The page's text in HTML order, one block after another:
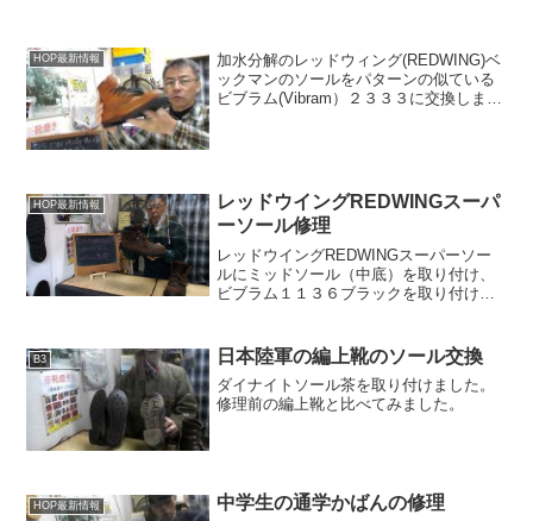
HOP最新情報
加水分解のレッドウィング(REDWING)ベ
ックマンのソールをパターンの似ている
ビブラム(Vibram）２３３３に交換しまし
HOP最新情報
レッドウイングREDWINGスーパ
ーソール修理
レッドウイングREDWINGスーパーソー
ルにミッドソール（中底）を取り付け、
ビブラム１１３６ブラックを取り付けま
B3 日本陸軍の編上靴のソール交換
ダイナイトソール茶を取り付けました。
修理前の編上靴と比べてみました。
HOP最新情報 中学生の通学かばんの修理